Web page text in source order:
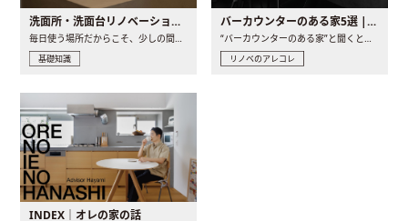
洗面所・洗面台リノベーションの事例と間取りアイデア
毎日使う場所だからこそ、少しの間取りの工夫や素材の選び方で..
基礎知識
バーカウンターのある家5選 | 日常に馴染む“距離の近い”キッチンとは
“バーカウンターのある家”と聞くと、少し特別な、大人のための..
リノベのアレコレ
INDEX｜オレの家の話